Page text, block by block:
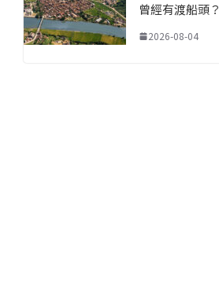
曾經有渡船頭？
2026-08-04